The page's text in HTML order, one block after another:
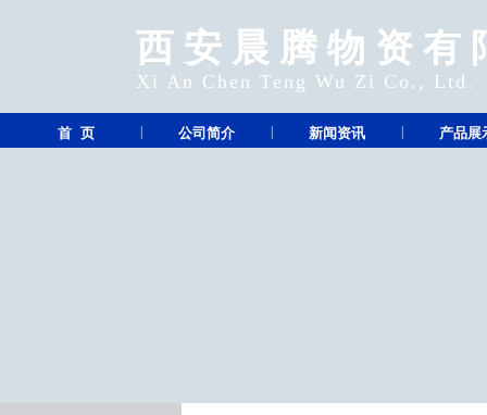
西安晨腾物资有
Xi An Chen Teng Wu Zi Co., Ltd.
首 页 公司简介 新闻资讯 产品展